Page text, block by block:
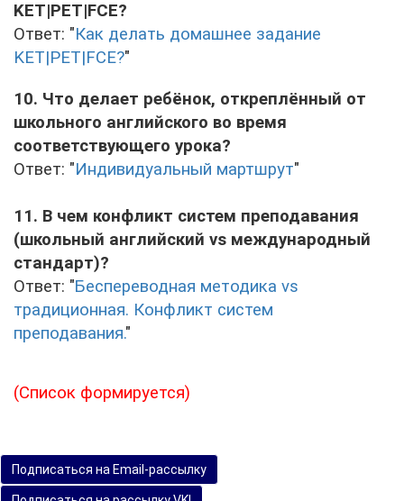
KET|PET|FCE?
Ответ: "Как делать домашнее задание
KET|PET|FCE?"
10. Что делает ребёнок, откреплённый от
школьного английского во время
соответствующего урока?
Ответ: "Индивидуальный мартшрут"
11. В чем конфликт систем преподавания
(школьный английский vs международный
стандарт)?
Ответ: "Беспереводная методика vs
традиционная. Конфликт систем
преподавания."
(Список формируется)
Подписаться на Email-рассылку